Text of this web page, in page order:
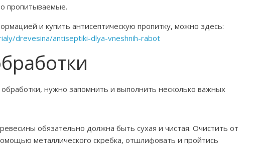
пропитываемые.
и купить антисептическую пропитку, можно здесь:
drevesina/antiseptiki-dlya-vneshnih-rabot
нужно запомнить и выполнить несколько важных
обязательно должна быть сухая и чистая. Очистить от
металлического скребка, отшлифовать и пройтись